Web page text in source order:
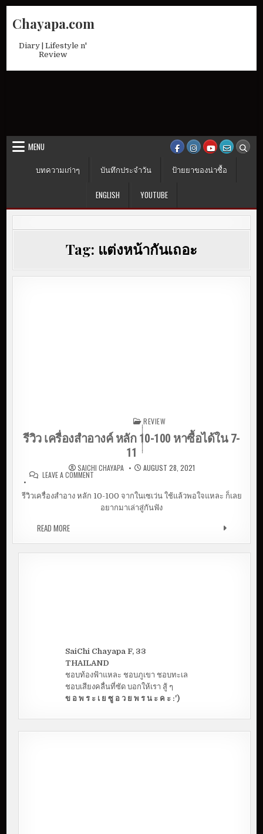
Chayapa.com
Diary | Lifestyle n'
Review
MENU
บทความเก่าๆ
บันทึกประจำวัน ป้ายยาของน่าซื้อ
ENGLISH YOUTUBE
Tag: แต่งหน้ากันเถอะ
ฺฺฺฺฺฺฺฺฺฺฺฺฺฺฺฺฺฺฺฺฺฺฺฺฺฺฺREVIEW
รีวิว เครื่องสำอางค์ หลัก 10-100 หาซื้อได้ใน 7-
11
SAICHI CHAYAPA AUGUST 28, 2021
LEAVE A COMMENTON รีวิว เครื่องสำอางค์ หลัก 10-100 หาซื้อได้ใน 7-
รีวิวเครื่องสำอาง หลัก 10-100 จากในเซเว่น ใช้แล้วพอใจแหละ ก็เลย
อยากมาเล่าสู่กันฟัง
READ MOREรีวิว เครื่องสำอางค์ หลัก 10-100 หาซื้อได้ใน 7-11
SaiChi Chayapa F, 33
THAILAND
ชอบท้องฟ้าแหละ ชอบภูเขา ชอบทะเล
ชอบเสียงคลื่นที่ซัด บอกให้เรา สู้ ๆ
ข อ พ ร ะ เ ย ซู อ ว ย พ ร น ะ ค ะ :')